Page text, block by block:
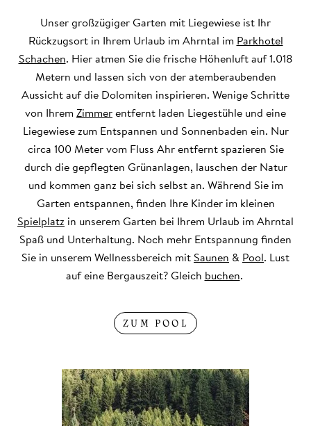
Unser großzügiger Garten mit Liegewiese ist Ihr
Rückzugsort in Ihrem Urlaub im Ahrntal im Parkhotel
Schachen. Hier atmen Sie die frische Höhenluft auf 1.018
Metern und lassen sich von der atemberaubenden
Aussicht auf die Dolomiten inspirieren. Wenige Schritte
von Ihrem Zimmerentfernt laden Liegestühle und eine
Liegewiese zum Entspannen und Sonnenbaden ein. Nur
circa 100 Meter vom Fluss Ahr entfernt spazieren Sie
durch die gepflegten Grünanlagen, lauschen der Natur
und kommen ganz bei sich selbst an. Während Sie im
Garten entspannen, finden Ihre Kinder im kleinen
Spielplatz in unserem Garten bei Ihrem Urlaub im Ahrntal
Spaß und Unterhaltung. Noch mehr Entspannung finden
Sie in unserem Wellnessbereich mit Saunen & Pool. Lust
auf eine Bergauszeit? Gleich buchen.
ZUM POOL